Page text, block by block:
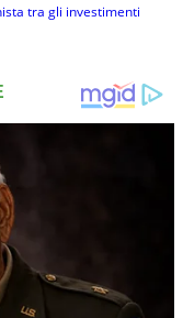
tra gli investimenti